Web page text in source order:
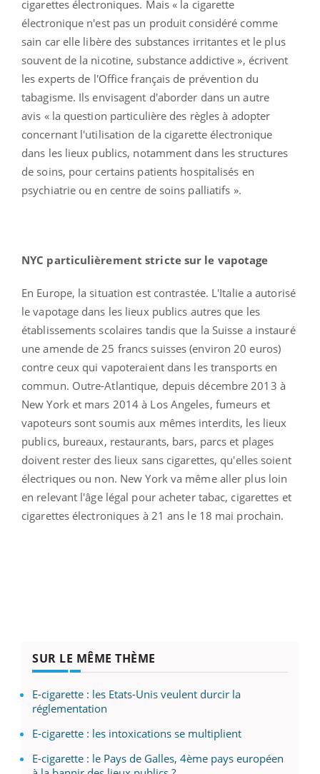
cigarettes électroniques. Mais « la cigarette
électronique n'est pas un produit considéré comme
sain car elle libère des substances irritantes et le plus
souvent de la nicotine, substance addictive », écrivent
les experts de l'Office français de prévention du
tabagisme. Ils envisagent d'aborder dans un autre
avis « la question particulière des règles à adopter
concernant l'utilisation de la cigarette électronique
dans les lieux publics, notamment dans les structures
de soins, pour certains patients hospitalisés en
psychiatrie ou en centre de soins palliatifs ».
NYC particulièrement stricte sur le vapotage
En Europe, la situation est contrastée. L'Italie a autorisé
le vapotage dans les lieux publics autres que les
établissements scolaires tandis que la Suisse a instauré
une amende de 25 francs suisses (environ 20 euros)
contre ceux qui vapoteraient dans les transports en
commun. Outre-Atlantique, depuis décembre 2013 à
New York et mars 2014 à Los Angeles, fumeurs et
vapoteurs sont soumis aux mêmes interdits, les lieux
publics, bureaux, restaurants, bars, parcs et plages
doivent rester des lieux sans cigarettes, qu'elles soient
électriques ou non. New York va même aller plus loin
en relevant l'âge légal pour acheter tabac, cigarettes et
cigarettes électroniques à 21 ans le 18 mai prochain.
SUR LE MÊME THÈME
E-cigarette : les Etats-Unis veulent durcir la
réglementation
E-cigarette : les intoxications se multiplient
E-cigarette : le Pays de Galles, 4ème pays européen